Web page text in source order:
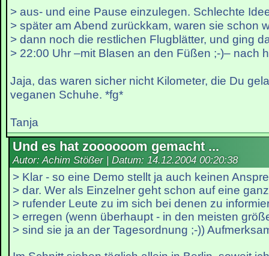
> aus- und eine Pause einzulegen. Schlechte
> später am Abend zurückkam, waren sie schon
> dann noch die restlichen Flugblätter, und ging
> 22:00 Uhr –mit Blasen an den Füßen ;-)– nach
Jaja, das waren sicher nicht Kilometer, die Du
veganen Schuhe. *fg*
Tanja
Und es hat zoooooom gemacht ...
Autor: Achim Stößer | Datum: 14.12.2004 00:20:38
> Klar - so eine Demo stellt ja auch keinen
> dar. Wer als Einzelner geht schon auf eine
> rufender Leute zu im sich bei denen zu
> erregen (wenn überhaupt - in den meisten
> sind sie ja an der Tagesordnung ;-))